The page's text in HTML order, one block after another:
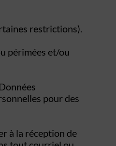
restrictions).
périmées et/ou
pour des
à la réception de